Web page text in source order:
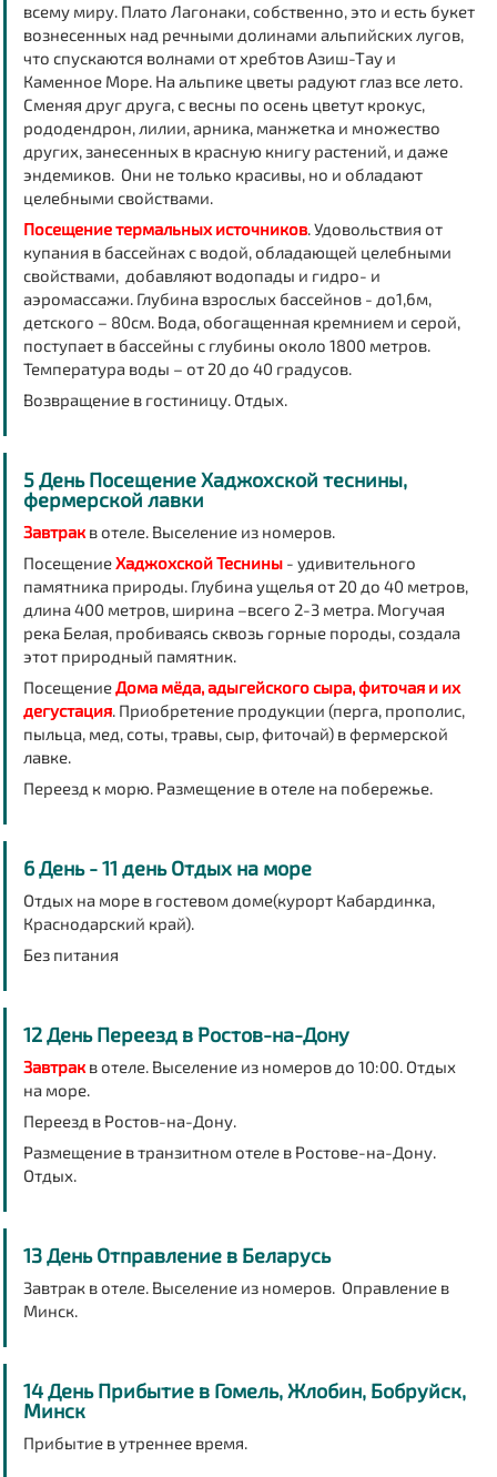
всему миру. Плато Лагонаки, собственно, это и есть букет
вознесенных над речными долинами альпийских лугов,
что спускаются волнами от хребтов Азиш-Тау и
Каменное Море. На альпике цветы радуют глаз все лето.
Сменяя друг друга, с весны по осень цветут крокус,
рододендрон, лилии, арника, манжетка и множество
других, занесенных в красную книгу растений, и даже
эндемиков. Они не только красивы, но и обладают
целебными свойствами.
Посещение термальных источников. Удовольствия от
купания в бассейнах с водой, обладающей целебными
свойствами, добавляют водопады и гидро- и
аэромассажи. Глубина взрослых бассейнов - до1,6м,
детского – 80см. Вода, обогащенная кремнием и серой,
поступает в бассейны с глубины около 1800 метров.
Температура воды – от 20 до 40 градусов.
Возвращение в гостиницу. Отдых.
5 День Посещение Хаджохской теснины,
фермерской лавки
Завтракв отеле. Выселение из номеров.
ПосещениеХаджохской Теснины- удивительного
памятника природы. Глубина ущелья от 20 до 40 метров,
длина 400 метров, ширина –всего 2-3 метра. Могучая
река Белая, пробиваясь сквозь горные породы, создала
этот природный памятник.
ПосещениеДома мёда, адыгейского сыра, фиточая и их
дегустация. Приобретение продукции (перга, прополис,
пыльца, мед, соты, травы, сыр, фиточай) в фермерской
лавке.
Переезд к морю. Размещение в отеле на побережье.
6 День - 11 день Отдых на море
Отдых на море в гостевом доме(курорт Кабардинка,
Краснодарский край).
Без питания
12 День Переезд в Ростов-на-Дону
Завтракв отеле. Выселение из номеров до 10:00. Отдых
на море.
Переезд в Ростов-на-Дону.
Размещение в транзитном отеле в Ростове-на-Дону.
Отдых.
13 День Отправление в Беларусь
Завтрак в отеле. Выселение из номеров. Оправление в
Минск.
14 День Прибытие в Гомель, Жлобин, Бобруйск,
Минск
Прибытие в утреннее время.